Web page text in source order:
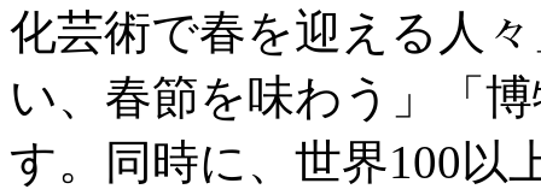
化芸術で春を迎える人
い、春節を味わう」「
す。同時に、世界100以